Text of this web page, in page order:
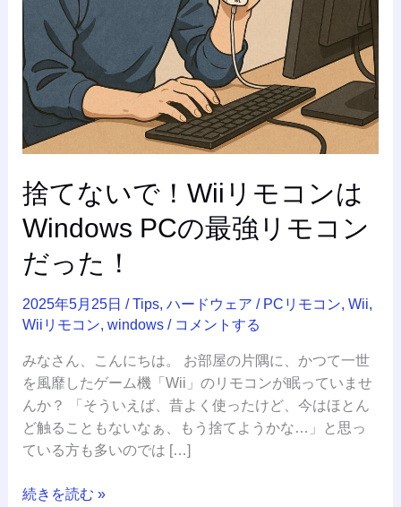
捨てないで！Wiiリモコンは
Windows PCの最強リモコン
だった！
2025年5月25日 /Tips, ハードウェア / PCリモコン, Wii,
Wiiリモコン, windows/ コメントする
みなさん、こんにちは。 お部屋の片隅に、かつて一世
を風靡したゲーム機「Wii」のリモコンが眠っていませ
んか？ 「そういえば、昔よく使ったけど、今はほとん
ど触ることもないなぁ、もう捨てようかな…」と思っ
ている方も多いのでは […]
ン
Windows
PC
の
最
強
モ
コ
ン
だ
っ
た！
続きを読む »